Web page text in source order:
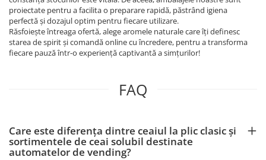
proiectate pentru a facilita o preparare rapidă, păstrând igiena
perfectă și dozajul optim pentru fiecare utilizare.
Răsfoiește întreaga ofertă, alege aromele naturale care îți definesc
starea de spirit și comandă online cu încredere, pentru a transforma
fiecare pauză într-o experiență captivantă a simțurilor!
FAQ
Care este diferența dintre ceaiul la plic clasic și
sortimentele de ceai solubil destinate
automatelor de vending?